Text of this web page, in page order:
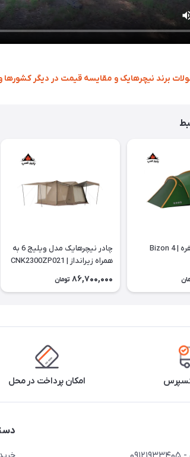
برند نیچرهایک و مقایسه قیمت در دیگر کشورها
چادر هاسکی 4 نفره | Bizon 4
چادر نیچرهایک مدل ویلیج 6 به
همراه زیرانداز | CNK2300ZP021
86,700,000 تومان
امکان پرداخت در محل